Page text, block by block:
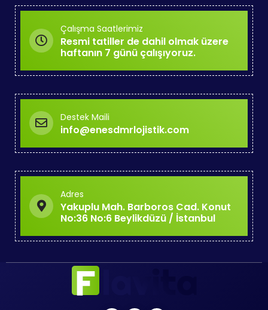
Çalışma Saatlerimiz
Resmi tatiller de dahil olmak üzere
haftanın 7 günü çalışıyoruz.
Destek Maili
info@enesdmrlojistik.com
Adres
Yakuplu Mah. Barboros Cad. Konut
No:36 No:6 Beylikdüzü / İstanbul